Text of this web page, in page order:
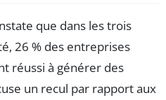
que dans les trois
26 % des entreprises
réussi à générer des
un recul par rapport aux